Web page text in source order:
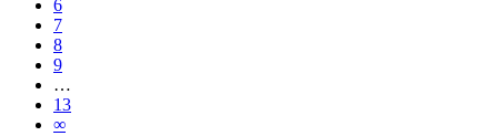
6
7
8
9
…
13
∞